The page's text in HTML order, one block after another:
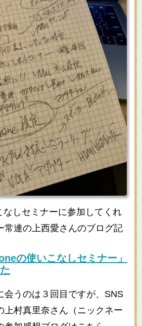
なしセミナーに参加してくれ
常連の上西愛さんのブログ記
の使いこなしセミナー」
会うのは３回目ですが、SNS
上村真里奈さん（ニックネー